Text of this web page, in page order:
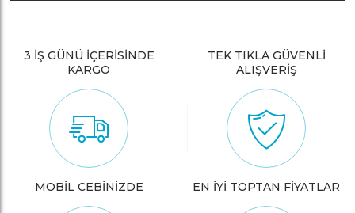
3 İŞ GÜNÜ İÇERİSİNDE
KARGO
TEK TIKLA GÜVENLİ
ALIŞVERİŞ
MOBİL CEBİNİZDE EN İYİ TOPTAN FİYATLAR